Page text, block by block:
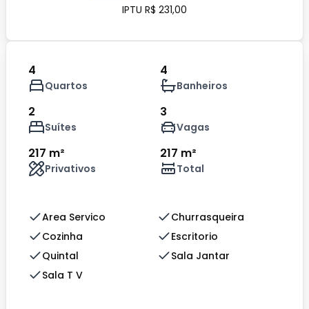
IPTU R$ 231,00
4
Quartos
4
Banheiros
2
Suítes
3
Vagas
217 m²
Privativos
217 m²
Total
Area Servico
Churrasqueira
Cozinha
Escritorio
Quintal
Sala Jantar
Sala T V